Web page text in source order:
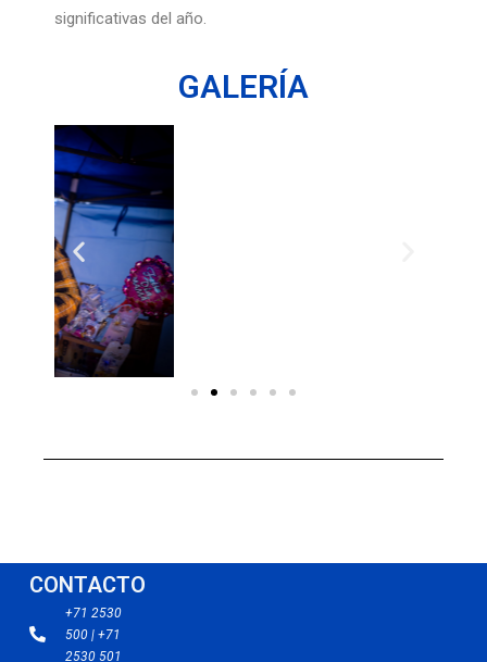
significativas del año.
GALERÍA
CONTACTO
+71 2530
500 | +71
2530 501